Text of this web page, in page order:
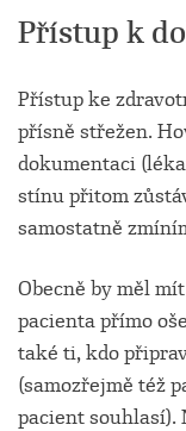
Přístup k
Přístup ke
přísně střežen.
dokumentaci
stínu přitom
samostatně
Obecně by měl
pacienta přímo
také ti, kdo
(samozřejmě též
pacient souhlasí).